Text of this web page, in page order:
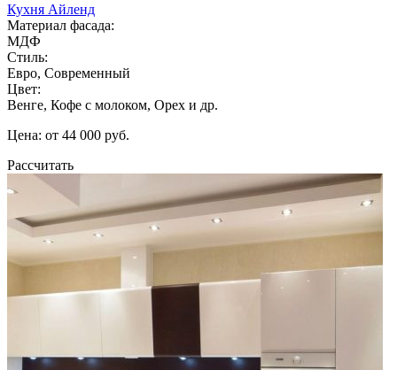
Кухня Айленд
Материал фасада:
МДФ
Стиль:
Евро, Современный
Цвет:
Венге, Кофе с молоком, Орех и др.
Цена: от 44 000 руб.
Рассчитать